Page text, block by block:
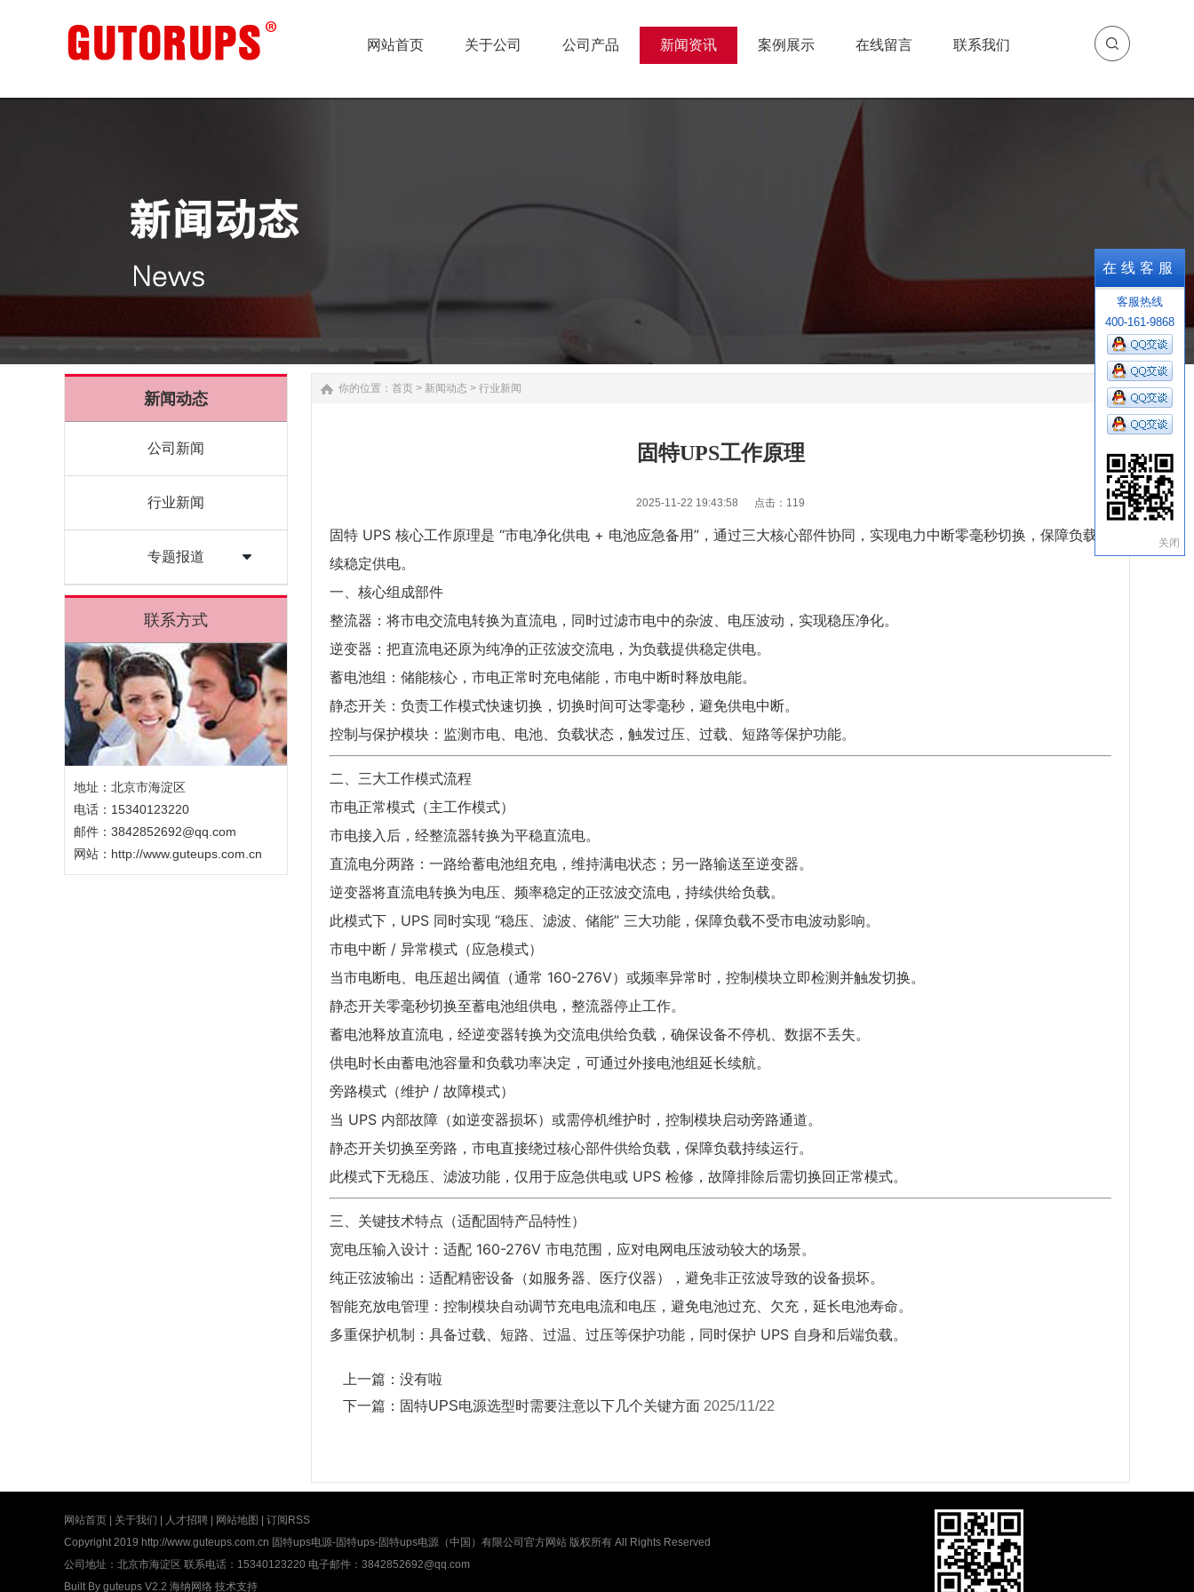
网站首页 关于公司 公司产品 新闻资讯 案例展示 在线留言 联系我们
新闻动态
公司新闻
行业新闻
专题报道
联系方式
地址：北京市海淀区
电话：15340123220
邮件：3842852692@qq.com
网站： http://www.guteups.com.cn
你的位置： 首页 > 新闻动态 > 行业新闻
固特UPS工作原理
2025-11-22 19:43:58 点击： 119
固特 UPS 核心工作原理是 “市电净化供电 + 电池应急备用”，通过三大核心部件协同，实现电力中断零毫秒切换，保障负载持
续稳定供电。
一、核心组成部件
整流器：将市电交流电转换为直流电，同时过滤市电中的杂波、电压波动，实现稳压净化。
逆变器：把直流电还原为纯净的正弦波交流电，为负载提供稳定供电。
蓄电池组：储能核心，市电正常时充电储能，市电中断时释放电能。
静态开关：负责工作模式快速切换，切换时间可达零毫秒，避免供电中断。
控制与保护模块：监测市电、电池、负载状态，触发过压、过载、短路等保护功能。
二、三大工作模式流程
市电正常模式（主工作模式）
市电接入后，经整流器转换为平稳直流电。
直流电分两路：一路给蓄电池组充电，维持满电状态；另一路输送至逆变器。
逆变器将直流电转换为电压、频率稳定的正弦波交流电，持续供给负载。
此模式下，UPS 同时实现 “稳压、滤波、储能” 三大功能，保障负载不受市电波动影响。
市电中断 / 异常模式（应急模式）
当市电断电、电压超出阈值（通常 160-276V）或频率异常时，控制模块立即检测并触发切换。
静态开关零毫秒切换至蓄电池组供电，整流器停止工作。
蓄电池释放直流电，经逆变器转换为交流电供给负载，确保设备不停机、数据不丢失。
供电时长由蓄电池容量和负载功率决定，可通过外接电池组延长续航。
旁路模式（维护 / 故障模式）
当 UPS 内部故障（如逆变器损坏）或需停机维护时，控制模块启动旁路通道。
静态开关切换至旁路，市电直接绕过核心部件供给负载，保障负载持续运行。
此模式下无稳压、滤波功能，仅用于应急供电或 UPS 检修，故障排除后需切换回正常模式。
三、关键技术特点（适配固特产品特性）
宽电压输入设计：适配 160-276V 市电范围，应对电网电压波动较大的场景。
纯正弦波输出：适配精密设备（如服务器、医疗仪器），避免非正弦波导致的设备损坏。
智能充放电管理：控制模块自动调节充电电流和电压，避免电池过充、欠充，延长电池寿命。
多重保护机制：具备过载、短路、过温、过压等保护功能，同时保护 UPS 自身和后端负载。
上一篇：没有啦
下一篇： 固特UPS电源选型时需要注意以下几个关键方面 2025/11/22
网站首页 关于我们 人才招聘 网站地图
订阅RSS
Copyright 2019 http://www.guteups.com.cn 固特ups电源-固特ups-固特ups电源（中国）有限公司官方网站 版权所有 All Rights Reserved
公司地址：北京市海淀区 联系电话：15340123220 电子邮件：3842852692@qq.com
Built By guteups V2.2 海纳网络 技术支持
在线客服
客服热线
400-161-9868
关闭